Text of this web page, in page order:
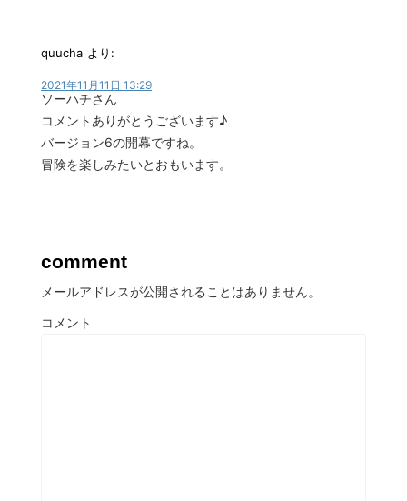
quucha より:
2021年11月11日 13:29
ソーハチさん
コメントありがとうございます♪
バージョン6の開幕ですね。
冒険を楽しみたいとおもいます。
comment
メールアドレスが公開されることはありません。
コメント